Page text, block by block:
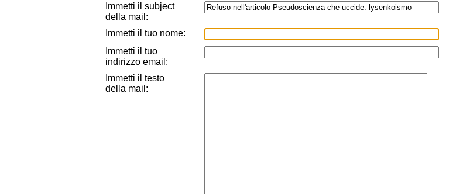
Immetti il subject
della mail:
Immetti il tuo nome:
Immetti il tuo
indirizzo email:
Immetti il testo
della mail: